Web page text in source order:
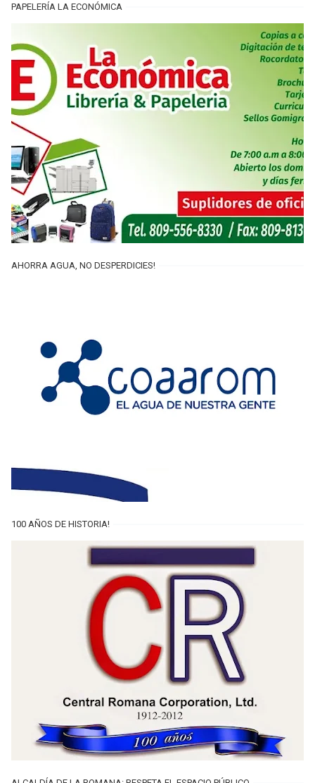
PAPELERÍA LA ECONÓMICA
AHORRA AGUA, NO DESPERDICIES!
100 AÑOS DE HISTORIA!